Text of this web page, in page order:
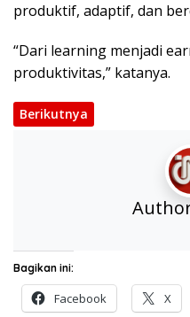
produktif, adaptif, dan
“Dari learning menjadi
produktivitas,” katanya.
Berikutnya
Bagikan ini:
Facebook X